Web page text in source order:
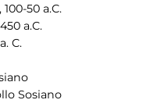
50 a.C.
a.C.
C.
Sosiano